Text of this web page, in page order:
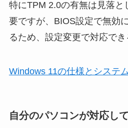
特にTPM 2.0の有無は見落と
要ですが、BIOS設定で無効
るため、設定変更で対応でき
Windows 11の仕様とシステ
自分のパソコンが対応し